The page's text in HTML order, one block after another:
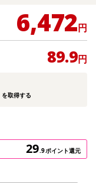
6,472円
89.9円
を取得する
29.9ポイント還元